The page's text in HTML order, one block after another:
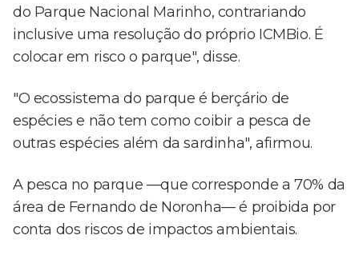
do Parque Nacional Marinho, contrariando
inclusive uma resolução do próprio ICMBio. É
colocar em risco o parque", disse.
"O ecossistema do parque é berçário de
espécies e não tem como coibir a pesca de
outras espécies além da sardinha", afirmou.
A pesca no parque —que corresponde a 70% da
área de Fernando de Noronha— é proibida por
conta dos riscos de impactos ambientais.